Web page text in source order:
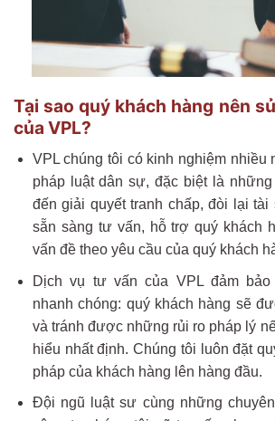
Tại sao quý khách hàng nên
của VPL?
VPL chúng tôi có kinh nghiệm nhiều
pháp luật dân sự, đặc biệt là
đến giải quyết tranh chấp, đòi lại tài
sẵn sàng tư vấn, hỗ trợ quý khách
vấn đề theo yêu cầu của quý khách
Dịch vụ tư vấn của VPL đảm
nhanh chóng: quý khách hàng sẽ
và tránh được những rủi ro pháp lý
hiểu nhất định. Chúng tôi luôn đặt
pháp của khách hàng lên hàng đầu.
Đội ngũ luật sư cùng những